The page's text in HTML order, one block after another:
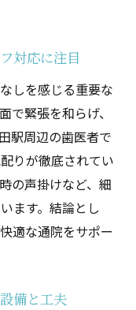
対応に注目
しを感じる重要な
で緊張を和らげ、
駅周辺の歯医者で
りが徹底されてい
の声掛けなど、細
ます。結論とし
適な通院をサポー
備と工夫